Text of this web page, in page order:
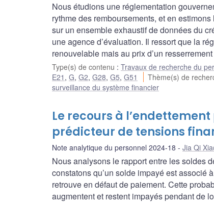
Nous étudions une réglementation
rythme des remboursements, et en
sur un ensemble exhaustif de données du
une agence d’évaluation. Il ressort que la
renouvelable mais au prix d’un
Type(s) de contenu : Travaux de recherche du
E21 , G, G2, G28, G5, G51 Thème(s) de
surveillance du système financier
Le recours à
prédicteur de tensions
Note analytique du personnel 2024-18 Jia Qi
Nous analysons le rapport entre les soldes
constatons qu’un solde impayé est associé
retrouve en défaut de paiement. Cette
augmentent et restent impayés pendant de